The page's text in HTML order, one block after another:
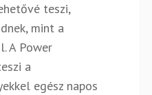
teszi,
mint a
A Power
a
egész napos